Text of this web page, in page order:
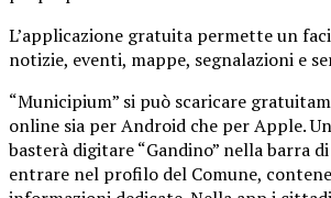
L’applicazione gratuita permette un
notizie, eventi, mappe, segnalazioni e
“Municipium” si può scaricare
online sia per Android che per Apple.
basterà digitare “Gandino” nella barra
entrare nel profilo del Comune,